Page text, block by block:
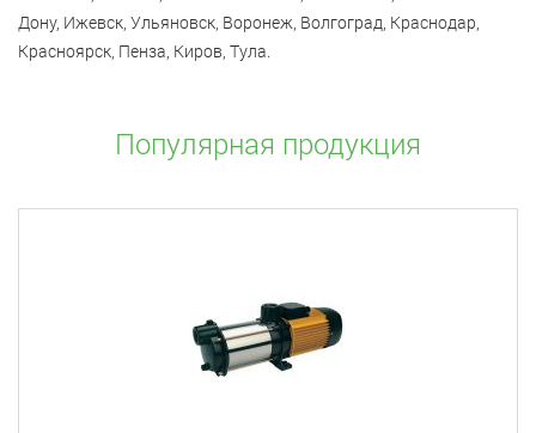
Дону, Ижевск, Ульяновск, Воронеж, Волгоград, Краснодар,
Красноярск, Пенза, Киров, Тула.
Популярная продукция